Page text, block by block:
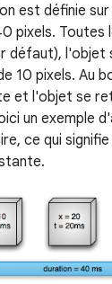
est définie
pixels. Toutes
défaut), l'objet
10 pixels. Au
et l'objet se
un exemple
ce qui